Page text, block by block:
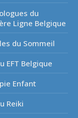
du
Ligne Belgique
du Sommeil
EFT Belgique
Enfant
Reiki